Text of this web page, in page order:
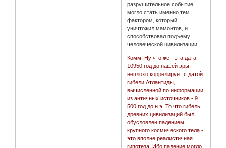
разрушительное событие
могло стать именно тем
фактором, который
уничтожил мамонтов, и
способствовал подъему
человеческой цивилизации.
Комм. Ну что же - эта дата -
10950 год до нашей эры,
неплохо коррелирует с датой
гибели Атлантиды,
вычисленной по информации
из античных источников - 9
500 год до н.э. То что гибель
древних цивилизаций был
обусловлен падением
крупного космического тела -
это вполне реалистичная
гипотеза. Ибо падение могло,